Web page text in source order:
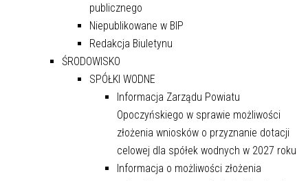
publicznego
Niepublikowane w BIP
Redakcja Biuletynu
ŚRODOWISKO
SPÓŁKI WODNE
Informacja Zarządu Powiatu
Opoczyńskiego w sprawie możliwości
złożenia wniosków o przyznanie dotacji
celowej dla spółek wodnych w 2027 roku
Informacja o możliwości złożenia